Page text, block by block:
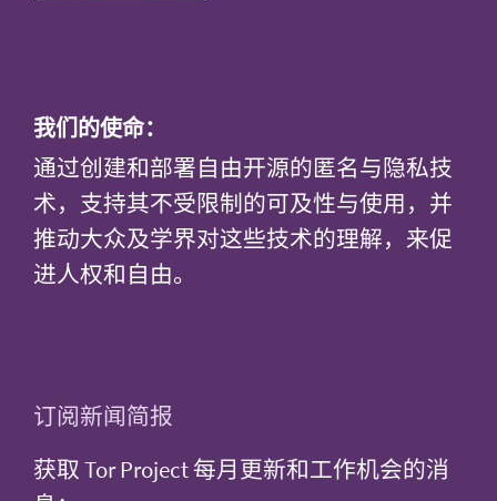
我们的使命：
通过创建和部署自由开源的匿名与隐私技
术，支持其不受限制的可及性与使用，并
推动大众及学界对这些技术的理解，来促
进人权和自由。
订阅新闻简报
获取 Tor Project 每月更新和工作机会的消